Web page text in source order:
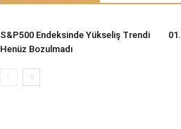
S&P500 Endeksinde Yükseliş Trendi
Henüz Bozulmadı